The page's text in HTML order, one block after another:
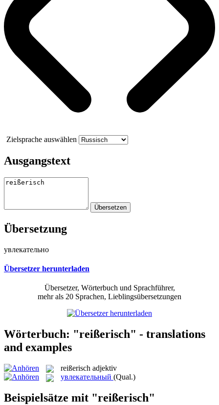
Zielsprache auswählen
Ausgangstext
Übersetzung
увлекательно
Übersetzer herunterladen
Übersetzer, Wörterbuch und Sprachführer,
mehr als 20 Sprachen, Lieblingsübersetzungen
Wörterbuch: "reißerisch" - translations
and examples
reißerisch adjektiv
увлекательный (Qual.)
Beispielsätze mit "reißerisch"